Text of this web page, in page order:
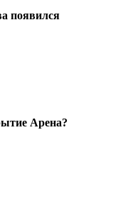
появился
Арена?